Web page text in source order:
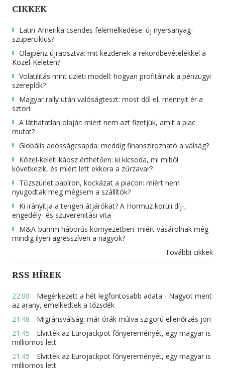
CIKKEK
Latin-Amerika csendes felemelkedése: új nyersanyag-
szuperciklus?
Olajpénz újraosztva: mit kezdenek a rekordbevételekkel a
Közel-Keleten?
Volatilitás mint üzleti modell: hogyan profitálnak a pénzügyi
szereplők?
Magyar rally után valóságteszt: most dől el, mennyit ér a
sztori
A láthatatlan olajár: miért nem azt fizetjük, amit a piac
mutat?
Globális adósságcsapda: meddig finanszírozható a válság?
Közel-keleti káosz érthetően: ki kicsoda, mi miből
következik, és miért lett ekkora a zűrzavar?
Tűzszünet papíron, kockázat a piacon: miért nem
nyugodtak meg mégsem a szállítók?
Ki irányítja a tengeri átjárókat? A Hormuz körüli díj-,
engedély- és szuverenitási vita
M&A-bumm háborús környezetben: miért vásárolnak még
mindig ilyen agresszíven a nagyok?
További cikkek
RSS HÍREK
22:00
Megérkezett a hét legfontosabb adata - Nagyot ment
az arany, emelkedtek a tőzsdék
21:48
Migránsválság: már órák múlva szigorú ellenőrzés jön
21:45
Elvitték az Eurojackpot főnyereményét, egy magyar is
milliomos lett
21:45
Elvitték az Eurojackpot főnyereményét, egy magyar is
milliomos lett